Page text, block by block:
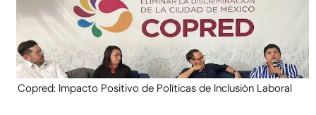
Copred: Impacto Positivo de Políticas de Inclusión Laboral